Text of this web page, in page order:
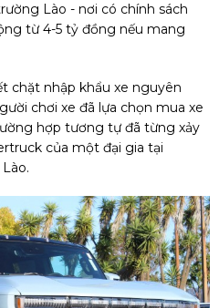
Lào - nơi có chính sách
từ 4-5 tỷ đồng nếu mang
chặt nhập khẩu xe nguyên
chơi xe đã lựa chọn mua xe
hợp tương tự đã từng xảy
của một đại gia tại